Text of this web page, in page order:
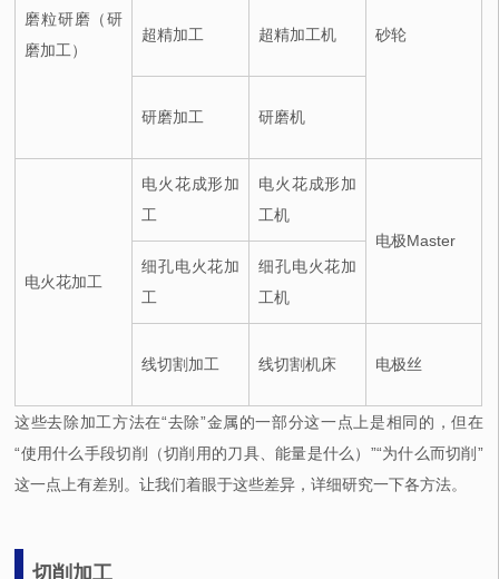
磨粒研磨（研
磨加工）
砂轮
超精加工 超精加工机
研磨加工 研磨机
电火花加工
电火花成形加
工
电火花成形加
工机
电极Master
细孔电火花加
工
细孔电火花加
工机
线切割加工 线切割机床 电极丝
这些去除加工方法在“去除”金属的一部分这一点上是相同的，但在
“使用什么手段切削（切削用的刀具、能量是什么）”“为什么而切削”
这一点上有差别。让我们着眼于这些差异，详细研究一下各方法。
切削加工